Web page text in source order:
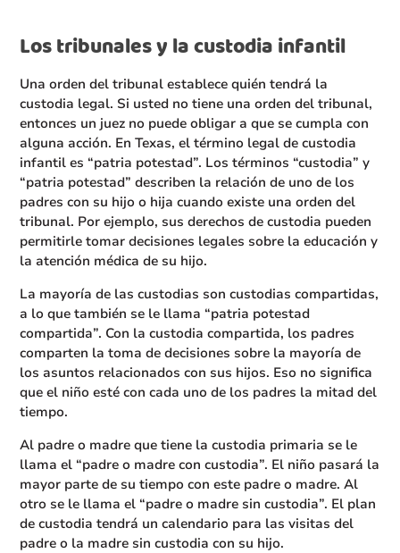
Los tribunales y la custodia infantil
Una orden del tribunal establece quién tendrá la
custodia legal. Si usted no tiene una orden del tribunal,
entonces un juez no puede obligar a que se cumpla con
alguna acción. En Texas, el término legal de custodia
infantil es “patria potestad”. Los términos “custodia” y
“patria potestad” describen la relación de uno de los
padres con su hijo o hija cuando existe una orden del
tribunal. Por ejemplo, sus derechos de custodia pueden
permitirle tomar decisiones legales sobre la educación y
la atención médica de su hijo.
La mayoría de las custodias son custodias compartidas,
a lo que también se le llama “patria potestad
compartida”. Con la custodia compartida, los padres
comparten la toma de decisiones sobre la mayoría de
los asuntos relacionados con sus hijos. Eso no significa
que el niño esté con cada uno de los padres la mitad del
tiempo.
Al padre o madre que tiene la custodia primaria se le
llama el “padre o madre con custodia”. El niño pasará la
mayor parte de su tiempo con este padre o madre. Al
otro se le llama el “padre o madre sin custodia”. El plan
de custodia tendrá un calendario para las visitas del
padre o la madre sin custodia con su hijo.